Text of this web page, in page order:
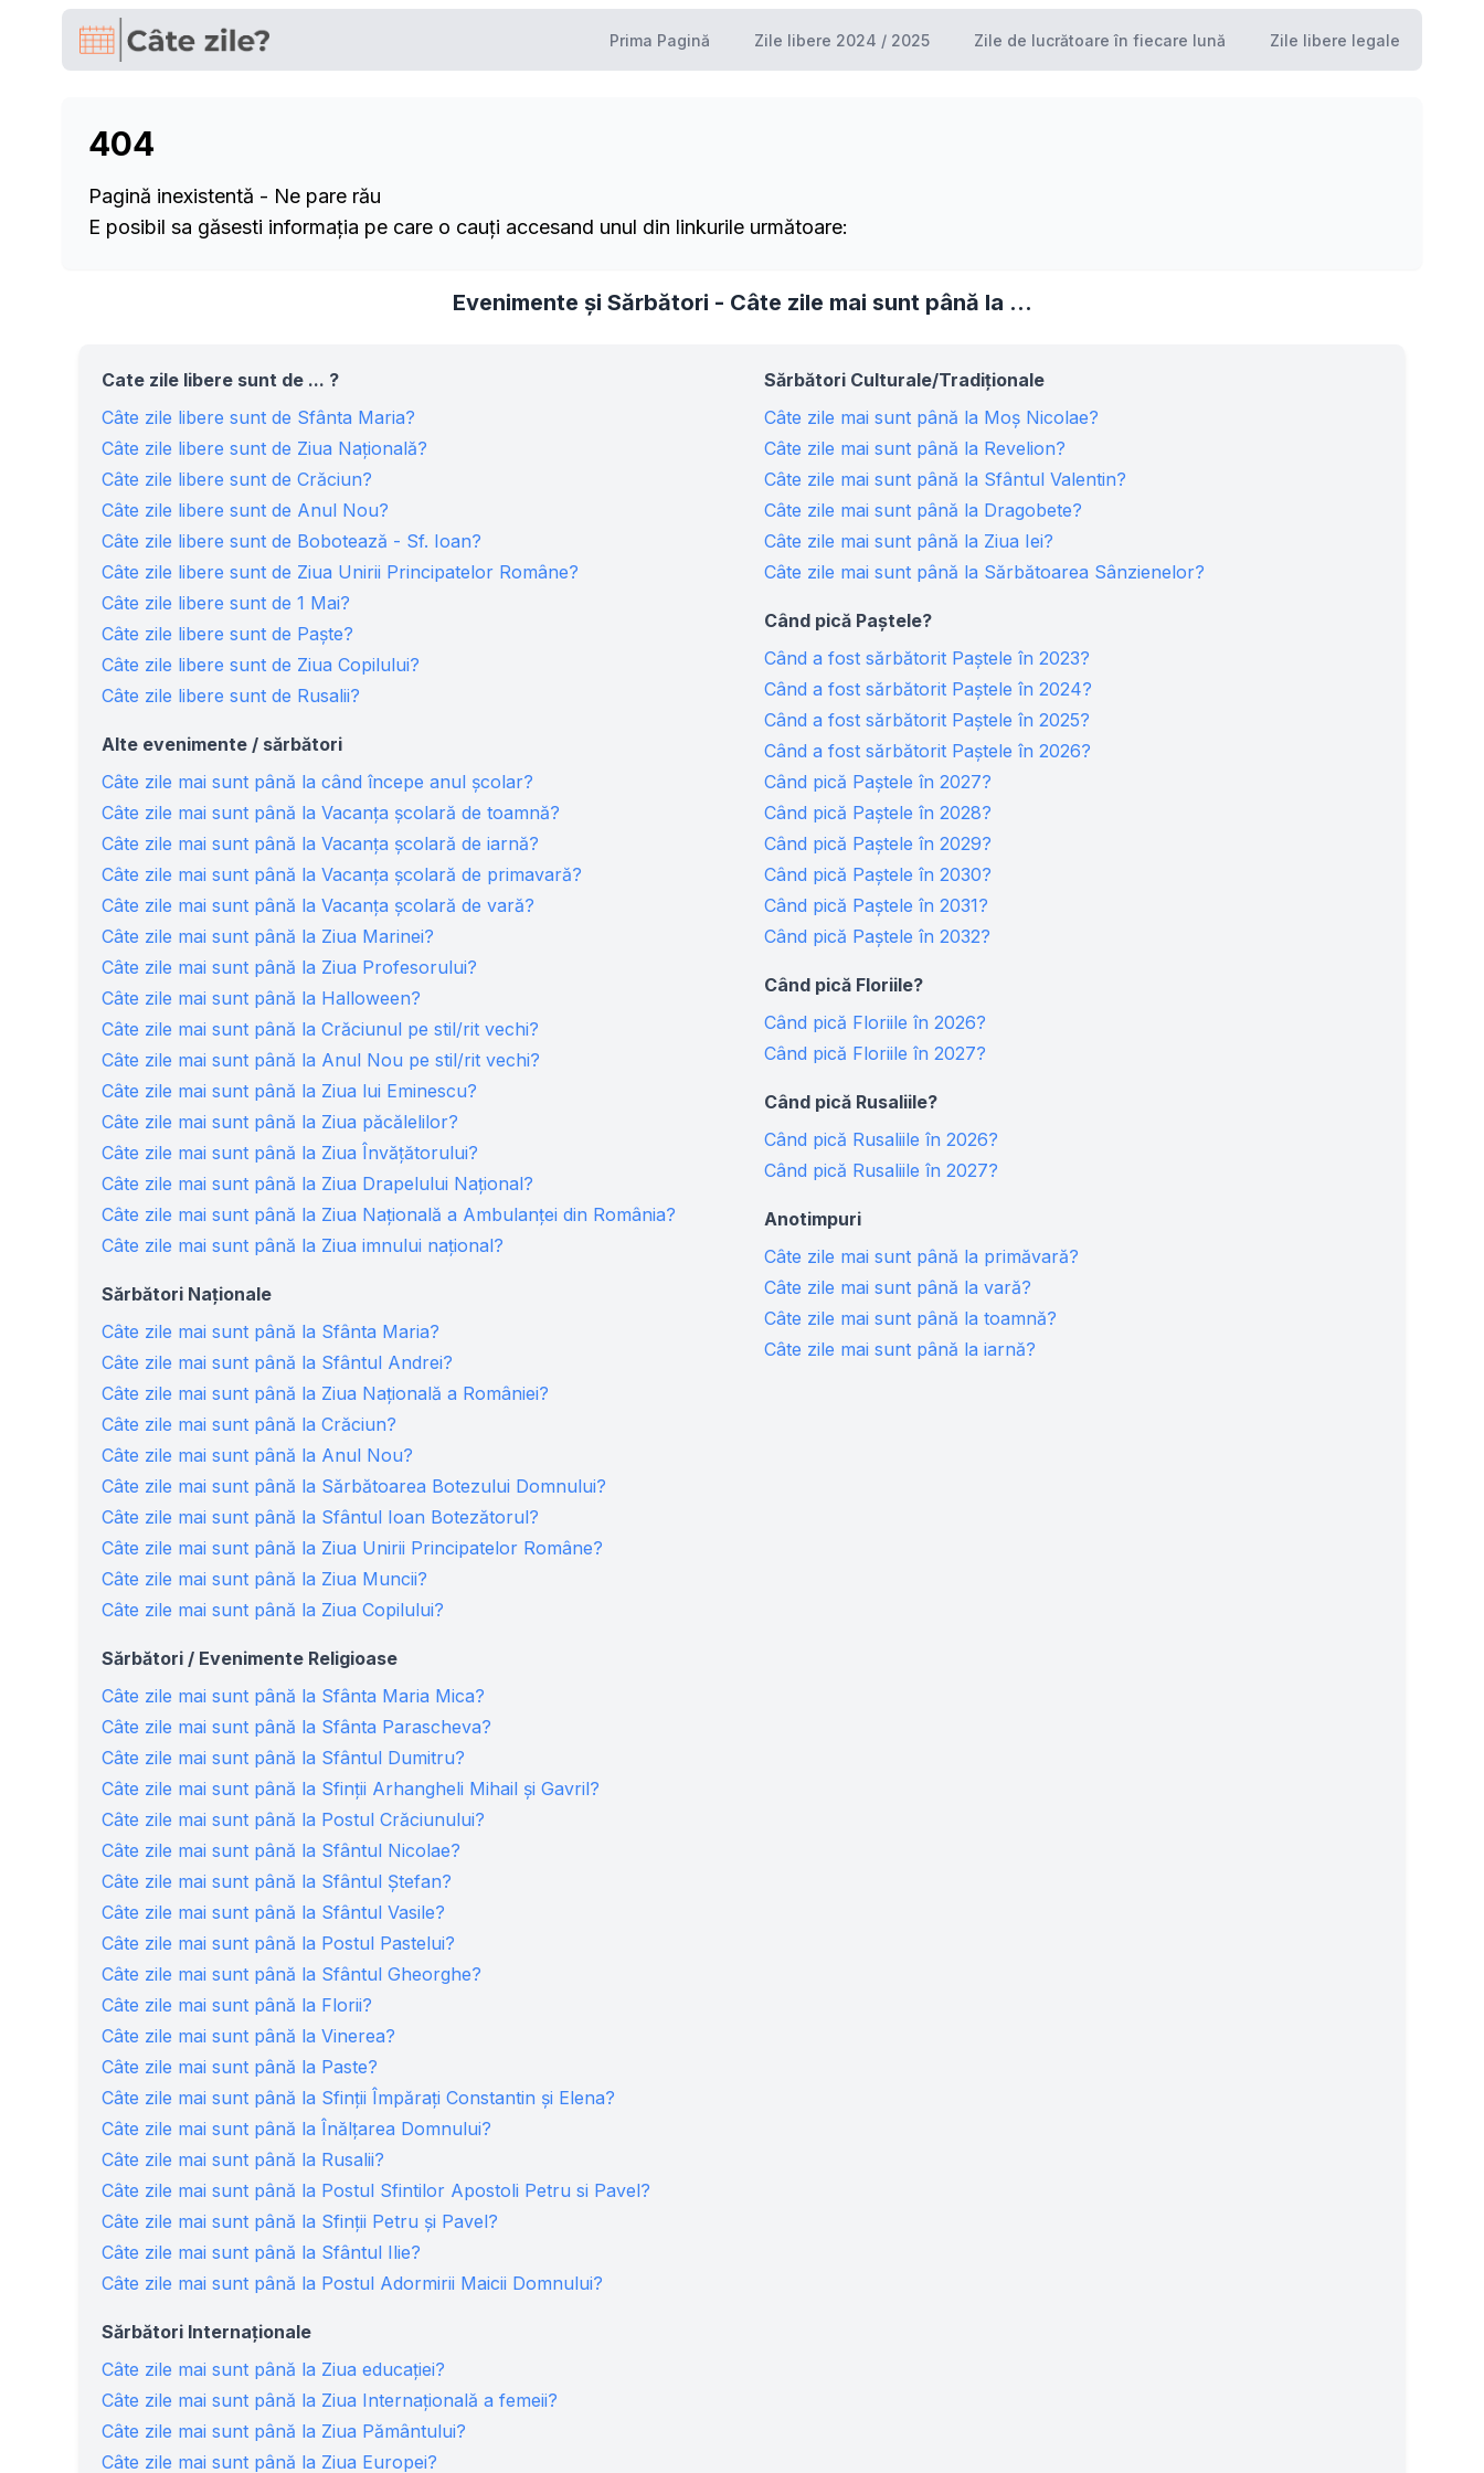
Prima Pagină Zile libere 2024 / 2025 Zile de lucrătoare în fiecare lună Zile libere legale
404
Pagină inexistentă - Ne pare rău
E posibil sa găsesti informația pe care o cauți accesand unul din linkurile următoare:
Evenimente și Sărbători - Câte zile mai sunt până la ...
Cate zile libere sunt de ... ?
Câte zile libere sunt de Sfânta Maria?
Câte zile libere sunt de Ziua Națională?
Câte zile libere sunt de Crăciun?
Câte zile libere sunt de Anul Nou?
Câte zile libere sunt de Bobotează - Sf. Ioan?
Câte zile libere sunt de Ziua Unirii Principatelor Române?
Câte zile libere sunt de 1 Mai?
Câte zile libere sunt de Paște?
Câte zile libere sunt de Ziua Copilului?
Câte zile libere sunt de Rusalii?
Alte evenimente / sărbători
Câte zile mai sunt până la când începe anul școlar?
Câte zile mai sunt până la Vacanța școlară de toamnă?
Câte zile mai sunt până la Vacanța școlară de iarnă?
Câte zile mai sunt până la Vacanța școlară de primavară?
Câte zile mai sunt până la Vacanța școlară de vară?
Câte zile mai sunt până la Ziua Marinei?
Câte zile mai sunt până la Ziua Profesorului?
Câte zile mai sunt până la Halloween?
Câte zile mai sunt până la Crăciunul pe stil/rit vechi?
Câte zile mai sunt până la Anul Nou pe stil/rit vechi?
Câte zile mai sunt până la Ziua lui Eminescu?
Câte zile mai sunt până la Ziua păcălelilor?
Câte zile mai sunt până la Ziua Învăţătorului?
Câte zile mai sunt până la Ziua Drapelului Național?
Câte zile mai sunt până la Ziua Naţională a Ambulanţei din România?
Câte zile mai sunt până la Ziua imnului național?
Sărbători Naționale
Câte zile mai sunt până la Sfânta Maria?
Câte zile mai sunt până la Sfântul Andrei?
Câte zile mai sunt până la Ziua Națională a României?
Câte zile mai sunt până la Crăciun?
Câte zile mai sunt până la Anul Nou?
Câte zile mai sunt până la Sărbătoarea Botezului Domnului?
Câte zile mai sunt până la Sfântul Ioan Botezătorul?
Câte zile mai sunt până la Ziua Unirii Principatelor Române?
Câte zile mai sunt până la Ziua Muncii?
Câte zile mai sunt până la Ziua Copilului?
Sărbători / Evenimente Religioase
Câte zile mai sunt până la Sfânta Maria Mica?
Câte zile mai sunt până la Sfânta Parascheva?
Câte zile mai sunt până la Sfântul Dumitru?
Câte zile mai sunt până la Sfinţii Arhangheli Mihail și Gavril?
Câte zile mai sunt până la Postul Crăciunului?
Câte zile mai sunt până la Sfântul Nicolae?
Câte zile mai sunt până la Sfântul Ștefan?
Câte zile mai sunt până la Sfântul Vasile?
Câte zile mai sunt până la Postul Pastelui?
Câte zile mai sunt până la Sfântul Gheorghe?
Câte zile mai sunt până la Florii?
Câte zile mai sunt până la Vinerea?
Câte zile mai sunt până la Paste?
Câte zile mai sunt până la Sfinții Împărați Constantin și Elena?
Câte zile mai sunt până la Înălțarea Domnului?
Câte zile mai sunt până la Rusalii?
Câte zile mai sunt până la Postul Sfintilor Apostoli Petru si Pavel?
Câte zile mai sunt până la Sfinții Petru și Pavel?
Câte zile mai sunt până la Sfântul Ilie?
Câte zile mai sunt până la Postul Adormirii Maicii Domnului?
Sărbători Internaționale
Câte zile mai sunt până la Ziua educației?
Câte zile mai sunt până la Ziua Internațională a femeii?
Câte zile mai sunt până la Ziua Pământului?
Câte zile mai sunt până la Ziua Europei?
Sărbători Culturale/Tradiționale
Câte zile mai sunt până la Moș Nicolae?
Câte zile mai sunt până la Revelion?
Câte zile mai sunt până la Sfântul Valentin?
Câte zile mai sunt până la Dragobete?
Câte zile mai sunt până la Ziua Iei?
Câte zile mai sunt până la Sărbătoarea Sânzienelor?
Când pică Paștele?
Când a fost sărbătorit Paștele în 2023?
Când a fost sărbătorit Paștele în 2024?
Când a fost sărbătorit Paștele în 2025?
Când a fost sărbătorit Paștele în 2026?
Când pică Paștele în 2027?
Când pică Paștele în 2028?
Când pică Paștele în 2029?
Când pică Paștele în 2030?
Când pică Paștele în 2031?
Când pică Paștele în 2032?
Când pică Floriile?
Când pică Floriile în 2026?
Când pică Floriile în 2027?
Când pică Rusaliile?
Când pică Rusaliile în 2026?
Când pică Rusaliile în 2027?
Anotimpuri
Câte zile mai sunt până la primăvară?
Câte zile mai sunt până la vară?
Câte zile mai sunt până la toamnă?
Câte zile mai sunt până la iarnă?